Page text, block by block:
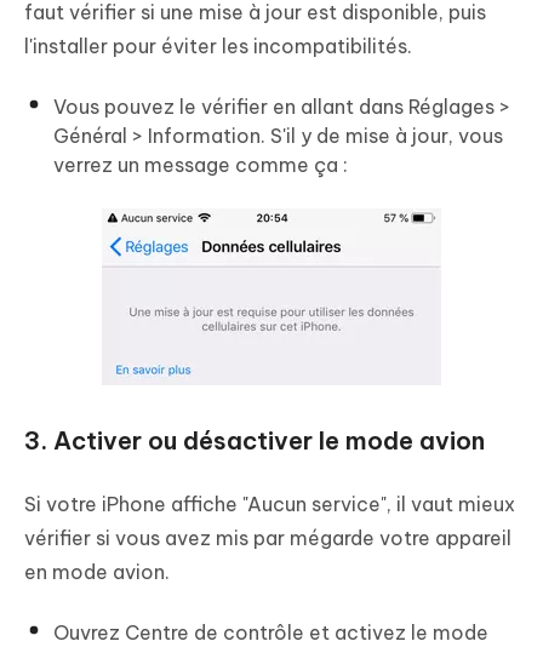
faut vérifier si une mise à jour est disponible, puis
l'installer pour éviter les incompatibilités.
Vous pouvez le vérifier en allant dans Réglages >
Général > Information. S'il y de mise à jour, vous
verrez un message comme ça :
3. Activer ou désactiver le mode avion
Si votre iPhone affiche "Aucun service", il vaut mieux
vérifier si vous avez mis par mégarde votre appareil
en mode avion.
Ouvrez Centre de contrôle et activez le mode